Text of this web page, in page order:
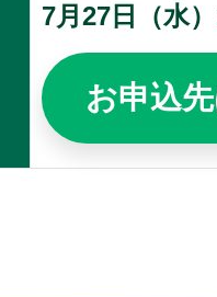
7月27日（水
お申込